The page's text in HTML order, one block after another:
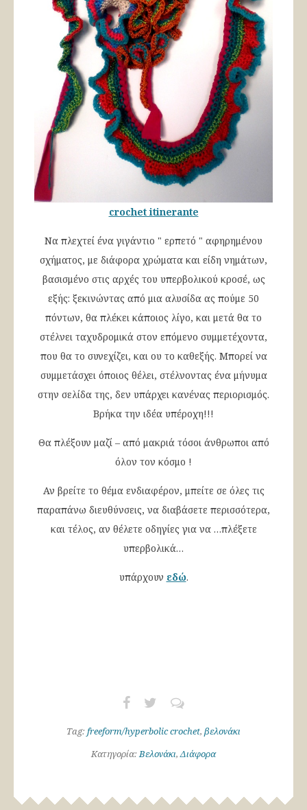
crochet itinerante
Να πλεχτεί ένα γιγάντιο " ερπετό " αφηρημένου
σχήματος, με διάφορα χρώματα και είδη νημάτων,
βασισμένο στις αρχές του υπερβολικού κροσέ, ως
εξής: ξεκινώντας από μια αλυσίδα ας πούμε 50
πόντων, θα πλέκει κάποιος λίγο, και μετά θα το
στέλνει ταχυδρομικά στον επόμενο συμμετέχοντα,
που θα το συνεχίζει, και ου το καθεξής. Μπορεί να
συμμετάσχει όποιος θέλει, στέλνοντας ένα μήνυμα
στην σελίδα της, δεν υπάρχει κανένας περιορισμός.
Βρήκα την ιδέα υπέροχη!!!
Θα πλέξουν μαζί – από μακριά τόσοι άνθρωποι από
όλον τον κόσμο !
Αν βρείτε το θέμα ενδιαφέρον, μπείτε σε όλες τις
παραπάνω διευθύνσεις, να διαβάσετε περισσότερα,
και τέλος, αν θέλετε οδηγίες για να …πλέξετε
υπερβολικά…
υπάρχουν εδώ.
Tag: freeform/hyperbolic crochet, βελονάκι
Κατηγορία:Βελονάκι,Διάφορα